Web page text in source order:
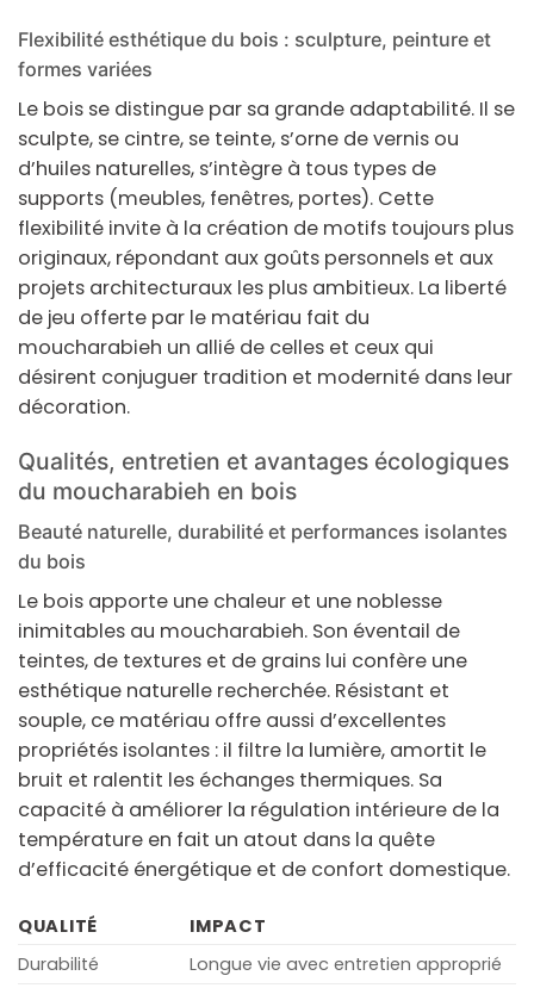
Flexibilité esthétique du bois : sculpture, peinture et
formes variées
Le bois se distingue par sa grande adaptabilité. Il se
sculpte, se cintre, se teinte, s’orne de vernis ou
d’huiles naturelles, s’intègre à tous types de
supports (meubles, fenêtres, portes). Cette
flexibilité invite à la création de motifs toujours plus
originaux, répondant aux goûts personnels et aux
projets architecturaux les plus ambitieux. La liberté
de jeu offerte par le matériau fait du
moucharabieh un allié de celles et ceux qui
désirent conjuguer tradition et modernité dans leur
décoration.
Qualités, entretien et avantages écologiques
du moucharabieh en bois
Beauté naturelle, durabilité et performances isolantes
du bois
Le bois apporte une chaleur et une noblesse
inimitables au moucharabieh. Son éventail de
teintes, de textures et de grains lui confère une
esthétique naturelle recherchée. Résistant et
souple, ce matériau offre aussi d’excellentes
propriétés isolantes : il filtre la lumière, amortit le
bruit et ralentit les échanges thermiques. Sa
capacité à améliorer la régulation intérieure de la
température en fait un atout dans la quête
d’efficacité énergétique et de confort domestique.
QUALITÉ
IMPACT
Durabilité
Longue vie avec entretien approprié